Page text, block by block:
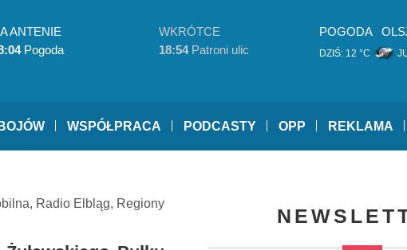
ANTENIE
Pogoda
WKRÓTCE
18:54Patroni ulic
POGODA
DZIŚ: 12 °C
WSPÓŁPRACA PODCASTY OPP REKLAMA
, Radio Elbląg, Regiony